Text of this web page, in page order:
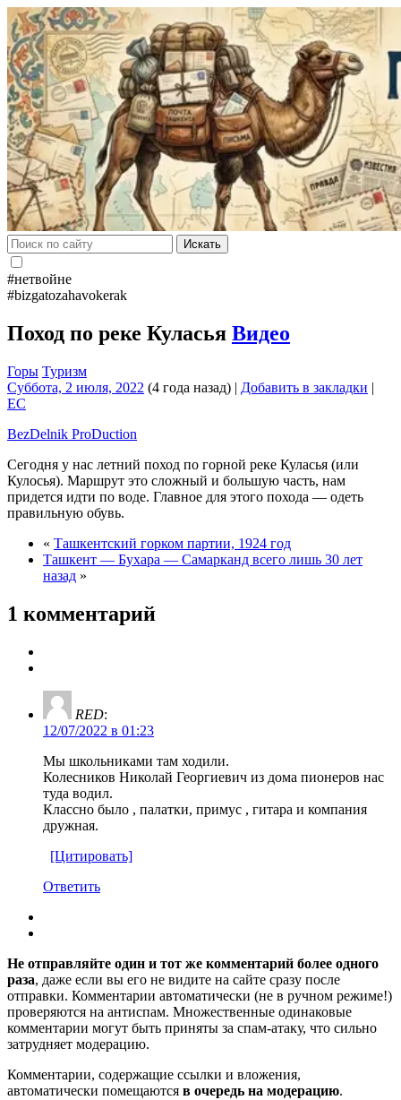
Искать
#нетвойне
#bizgatozahavokerak
Поход по реке Куласья Видео
Горы Туризм
Суббота, 2 июля, 2022 (4 года назад) | Добавить в закладки |
EC
BezDelnik ProDuction
Сегодня у нас летний поход по горной реке Куласья (или
Кулосья). Маршрут это сложный и большую часть, нам
придется идти по воде. Главное для этого похода — одеть
правильную обувь.
« Ташкентский горком партии, 1924 год
Ташкент — Бухара — Самарканд всего лишь 30 лет
назад »
1 комментарий
RED:
12/07/2022 в 01:23
Мы школьниками там ходили.
Колесников Николай Георгиевич из дома пионеров нас
туда водил.
Классно было , палатки, примус , гитара и компания
дружная.
[Цитировать]
Ответить
Не отправляйте один и тот же комментарий более одного
раза, даже если вы его не видите на сайте сразу после
отправки. Комментарии автоматически (не в ручном режиме!)
проверяются на антиспам. Множественные одинаковые
комментарии могут быть приняты за спам-атаку, что сильно
затрудняет модерацию.
Комментарии, содержащие ссылки и вложения,
автоматически помещаются в очередь на модерацию.